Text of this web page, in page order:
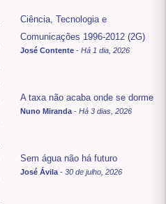
Ciência, Tecnologia e
Comunicações 1996-2012 (2G)
José Contente - Há 1 dia, 2026
A taxa não acaba onde se dorme
Nuno Miranda - Há 3 dias, 2026
Sem água não há futuro
José Ávila - 30 de julho, 2026